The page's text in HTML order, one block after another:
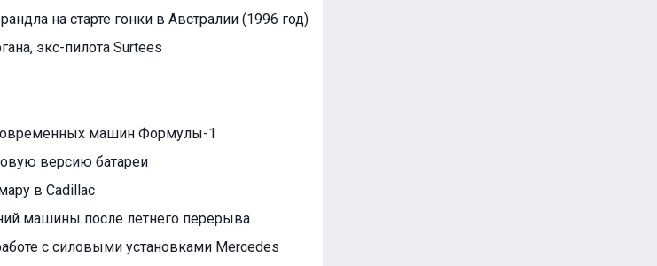
на старте гонки в Австралии (1996 год)
экс-пилота Surtees
машин Формулы-1
версию батареи
в Cadillac
машины после летнего перерыва
с силовыми установками Mercedes